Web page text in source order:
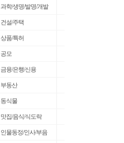
과학/생명/발명/개발
건설/주택
상품/특허
공모
금융/은행/신용
부동산
동식물
맛집/음식/식도락
인물동정/인사/부음